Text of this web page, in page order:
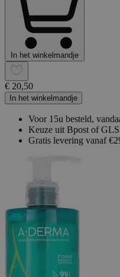
In het winkelmandje
€ 20,50
In het winkelmandje
Voor 15u besteld,
Keuze uit Bpost of GLS
Gratis levering vanaf